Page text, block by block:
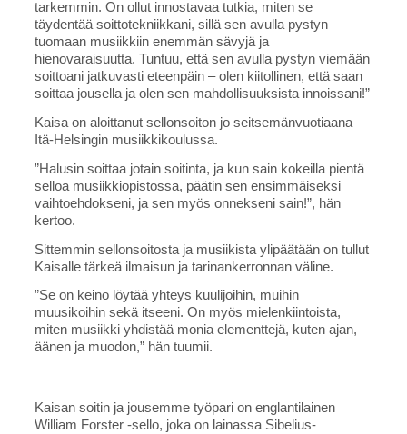
tarkemmin. On ollut innostavaa tutkia, miten se
täydentää soittotekniikkani, sillä sen avulla pystyn
tuomaan musiikkiin enemmän sävyjä ja
hienovaraisuutta. Tuntuu, että sen avulla pystyn viemään
soittoani jatkuvasti eteenpäin – olen kiitollinen, että saan
soittaa jousella ja olen sen mahdollisuuksista innoissani!”
Kaisa on aloittanut sellonsoiton jo seitsemänvuotiaana
Itä-Helsingin musiikkikoulussa.
”Halusin soittaa jotain soitinta, ja kun sain kokeilla pientä
selloa musiikkiopistossa, päätin sen ensimmäiseksi
vaihtoehdokseni, ja sen myös onnekseni sain!”, hän
kertoo.
Sittemmin sellonsoitosta ja musiikista ylipäätään on tullut
Kaisalle tärkeä ilmaisun ja tarinankerronnan väline.
”Se on keino löytää yhteys kuulijoihin, muihin
muusikoihin sekä itseeni. On myös mielenkiintoista,
miten musiikki yhdistää monia elementtejä, kuten ajan,
äänen ja muodon,” hän tuumii.
Kaisan soitin ja jousemme työpari on englantilainen
William Forster -sello, joka on lainassa Sibelius-